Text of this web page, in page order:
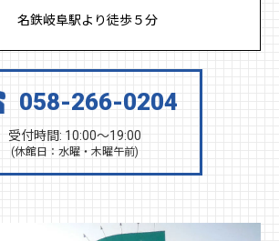
名鉄岐阜駅より徒歩５分
058-266-0204
受付時間: 10:00～19:00
(休館日：水曜・木曜午前)